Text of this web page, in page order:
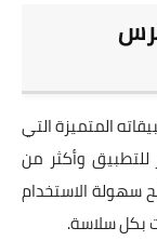
المتميزة التي
وأكثر من
سهولة الاستخدام
بكل سلاسة.